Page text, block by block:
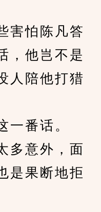
怕陈凡答
，他岂不是
人陪他打猎
番话。
意外，面
是果断地拒